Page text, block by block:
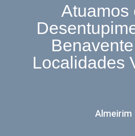
Atuamos
Localidades
Almeirim